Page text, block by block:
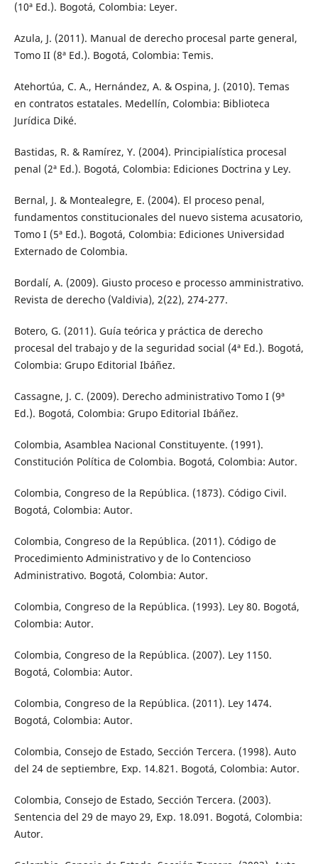
(10ª Ed.). Bogotá, Colombia: Leyer.
Azula, J. (2011). Manual de derecho procesal parte general,
Tomo II (8ª Ed.). Bogotá, Colombia: Temis.
Atehortúa, C. A., Hernández, A. & Ospina, J. (2010). Temas
en contratos estatales. Medellín, Colombia: Biblioteca
Jurídica Diké.
Bastidas, R. & Ramírez, Y. (2004). Principialística procesal
penal (2ª Ed.). Bogotá, Colombia: Ediciones Doctrina y Ley.
Bernal, J. & Montealegre, E. (2004). El proceso penal,
fundamentos constitucionales del nuevo sistema acusatorio,
Tomo I (5ª Ed.). Bogotá, Colombia: Ediciones Universidad
Externado de Colombia.
Bordalí, A. (2009). Giusto proceso e processo amministrativo.
Revista de derecho (Valdivia), 2(22), 274-277.
Botero, G. (2011). Guía teórica y práctica de derecho
procesal del trabajo y de la seguridad social (4ª Ed.). Bogotá,
Colombia: Grupo Editorial Ibáñez.
Cassagne, J. C. (2009). Derecho administrativo Tomo I (9ª
Ed.). Bogotá, Colombia: Grupo Editorial Ibáñez.
Colombia, Asamblea Nacional Constituyente. (1991).
Constitución Política de Colombia. Bogotá, Colombia: Autor.
Colombia, Congreso de la República. (1873). Código Civil.
Bogotá, Colombia: Autor.
Colombia, Congreso de la República. (2011). Código de
Procedimiento Administrativo y de lo Contencioso
Administrativo. Bogotá, Colombia: Autor.
Colombia, Congreso de la República. (1993). Ley 80. Bogotá,
Colombia: Autor.
Colombia, Congreso de la República. (2007). Ley 1150.
Bogotá, Colombia: Autor.
Colombia, Congreso de la República. (2011). Ley 1474.
Bogotá, Colombia: Autor.
Colombia, Consejo de Estado, Sección Tercera. (1998). Auto
del 24 de septiembre, Exp. 14.821. Bogotá, Colombia: Autor.
Colombia, Consejo de Estado, Sección Tercera. (2003).
Sentencia del 29 de mayo 29, Exp. 18.091. Bogotá, Colombia:
Autor.